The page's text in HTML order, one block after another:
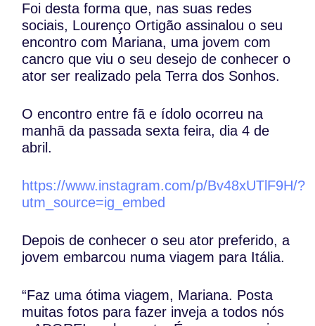
Foi desta forma que, nas suas redes
sociais, Lourenço Ortigão assinalou o seu
encontro com Mariana, uma jovem com
cancro que viu o seu desejo de conhecer o
ator ser realizado pela Terra dos Sonhos.
O encontro entre fã e ídolo ocorreu na
manhã da passada sexta feira, dia 4 de
abril.
https://www.instagram.com/p/Bv48xUTlF9H/?
utm_source=ig_embed
Depois de conhecer o seu ator preferido, a
jovem embarcou numa viagem para Itália.
“Faz uma ótima viagem, Mariana. Posta
muitas fotos para fazer inveja a todos nós